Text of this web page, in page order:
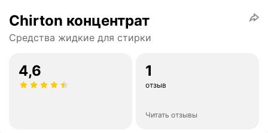
Chirton концентрат
Средства жидкие для стирки
4,6 1
отзыв
Читать отзывы